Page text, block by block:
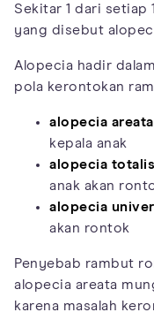
Sekitar 1 dari setiap
yang disebut
Alopecia hadir
pola kerontokan
alopecia
kepala anak
alopecia
anak akan
alopecia
akan rontok
Penyebab rambut
alopecia areata
karena masalah